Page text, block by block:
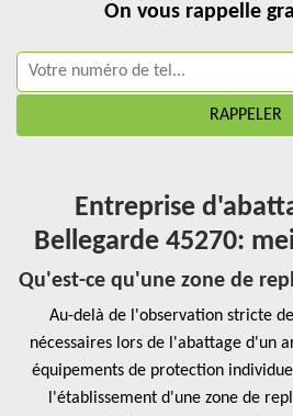
On vous rappelle
Entreprise
Bellegarde 45270:
Qu'est-ce qu'une zone de
Au-delà de l'observation stricte
nécessaires lors de l'abattage d'un
équipements de protection
l'établissement d'une zone de